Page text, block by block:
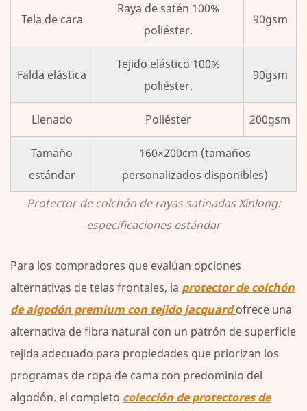
Protector de colchón de rayas satinadas Xinlong:
especificaciones estándar
Tela de cara
Raya de satén 100%
poliéster.
90gsm
Falda elástica
Tejido elástico 100%
poliéster.
90gsm
Llenado Poliéster 200gsm
Tamaño
estándar
160×200cm (tamaños
personalizados disponibles)
Para los compradores que evalúan opciones
alternativas de telas frontales, la protector de colchón
de algodón premium con tejido jacquardofrece una
alternativa de fibra natural con un patrón de superficie
tejida adecuado para propiedades que priorizan los
programas de ropa de cama con predominio del
algodón. el completo colección de protectores de